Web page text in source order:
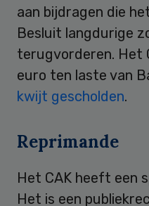
aan bijdragen die
Besluit langdurige
terugvorderen. Het
euro ten laste van
kwijt gescholden.
Reprimande
Het CAK heeft een
Het is een